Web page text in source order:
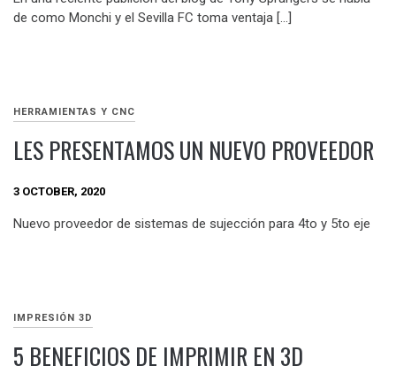
de como Monchi y el Sevilla FC toma ventaja […]
HERRAMIENTAS Y CNC
LES PRESENTAMOS UN NUEVO PROVEEDOR
3 OCTOBER, 2020
Nuevo proveedor de sistemas de sujección para 4to y 5to eje
IMPRESIÓN 3D
5 BENEFICIOS DE IMPRIMIR EN 3D